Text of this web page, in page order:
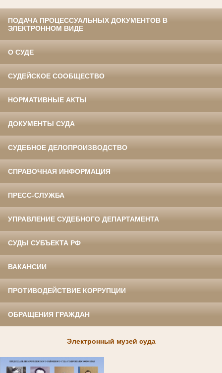
ПОДАЧА ПРОЦЕССУАЛЬНЫХ ДОКУМЕНТОВ В
ЭЛЕКТРОННОМ ВИДЕ
О СУДЕ
СУДЕЙСКОЕ СООБЩЕСТВО
НОРМАТИВНЫЕ АКТЫ
ДОКУМЕНТЫ СУДА
СУДЕБНОЕ ДЕЛОПРОИЗВОДСТВО
СПРАВОЧНАЯ ИНФОРМАЦИЯ
ПРЕСС-СЛУЖБА
УПРАВЛЕНИЕ СУДЕБНОГО ДЕПАРТАМЕНТА
СУДЫ СУБЪЕКТА РФ
ВАКАНСИИ
ПРОТИВОДЕЙСТВИЕ КОРРУПЦИИ
ОБРАЩЕНИЯ ГРАЖДАН
Электронный музей суда